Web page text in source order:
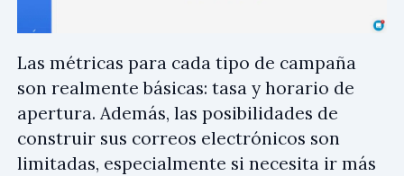
Las métricas para cada tipo de campaña
son realmente básicas: tasa y horario de
apertura. Además, las posibilidades de
construir sus correos electrónicos son
limitadas, especialmente si necesita ir más